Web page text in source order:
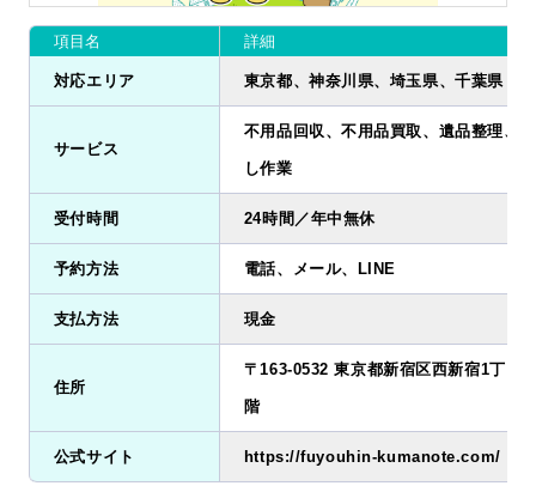
項目名 詳細
対応エリア 東京都、神奈川県、埼玉県、千葉県
サービス
不用品回収、不用品買取、遺品整理、
し作業
受付時間 24時間／年中無休
予約方法 電話、メール、LINE
支払方法 現金
住所
〒163-0532 東京都新宿区西新宿1丁目
階
公式サイト https://fuyouhin-kumanote.com/